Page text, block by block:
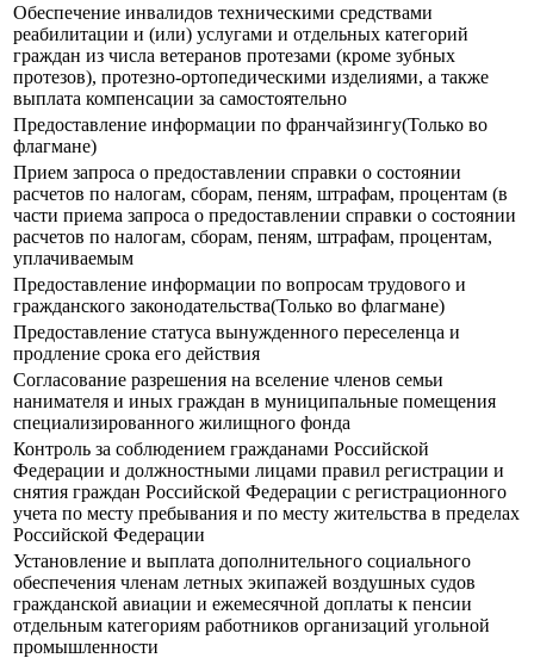
Обеспечение инвалидов техническими средствами
реабилитации и (или) услугами и отдельных категорий
граждан из числа ветеранов протезами (кроме зубных
протезов), протезно-ортопедическими изделиями, а также
выплата компенсации за самостоятельно
Предоставление информации по франчайзингу(Только во
флагмане)
Прием запроса о предоставлении справки о состоянии
расчетов по налогам, сборам, пеням, штрафам, процентам (в
части приема запроса о предоставлении справки о состоянии
расчетов по налогам, сборам, пеням, штрафам, процентам,
уплачиваемым
Предоставление информации по вопросам трудового и
гражданского законодательства(Только во флагмане)
Предоставление статуса вынужденного переселенца и
продление срока его действия
Согласование разрешения на вселение членов семьи
нанимателя и иных граждан в муниципальные помещения
специализированного жилищного фонда
Контроль за соблюдением гражданами Российской
Федерации и должностными лицами правил регистрации и
снятия граждан Российской Федерации с регистрационного
учета по месту пребывания и по месту жительства в пределах
Российской Федерации
Установление и выплата дополнительного социального
обеспечения членам летных экипажей воздушных судов
гражданской авиации и ежемесячной доплаты к пенсии
отдельным категориям работников организаций угольной
промышленности